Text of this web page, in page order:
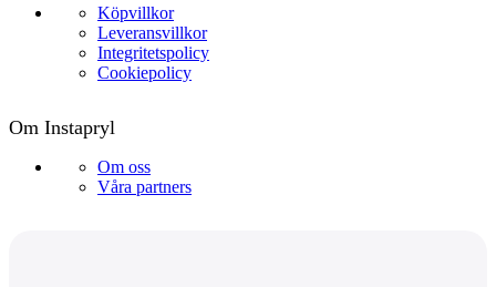
Köpvillkor
Leveransvillkor
Integritetspolicy
Cookiepolicy
Om Instapryl
Om oss
Våra partners